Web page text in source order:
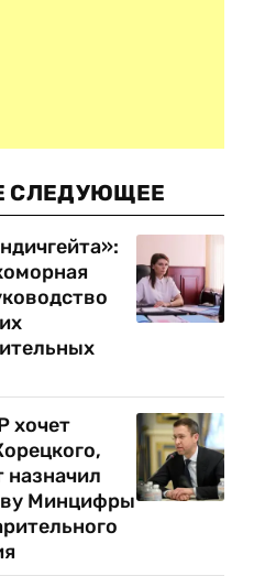
СЛЕДУЮЩЕЕ
хочет
назначил
Минцифры